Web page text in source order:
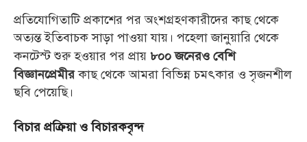
প্রতিযোগিতাটি প্রকাশের পর অংশগ্রহণকারীদের কাছ থেকে
অত্যন্ত ইতিবাচক সাড়া পাওয়া যায়। পহেলা জানুয়ারি থেকে
কনটেস্ট শুরু হওয়ার পর প্রায় ৮০০ জনেরও বেশি
বিজ্ঞানপ্রেমীরকাছ থেকে আমরা বিভিন্ন চমৎকার ও সৃজনশীল
ছবি পেয়েছি।
বিচার প্রক্রিয়া ও বিচারকবৃন্দ